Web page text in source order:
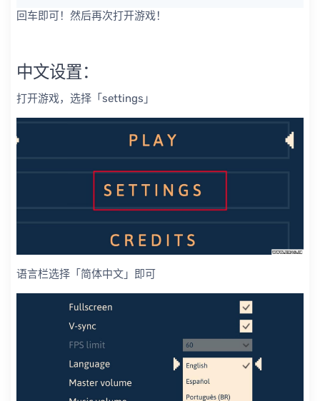
回车即可！然后再次打开游戏！
中文设置：
打开游戏，选择「settings」
语言栏选择「简体中文」即可